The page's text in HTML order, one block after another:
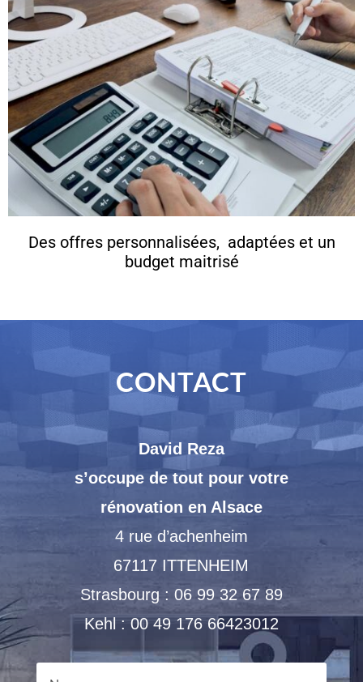
Des offres personnalisées, adaptées et un
budget maitrisé
CONTACT
David Reza
s’occupe de tout pour votre
rénovation en Alsace
4 rue d’achenheim
67117 ITTENHEIM
Strasbourg : 06 99 32 67 89
Kehl : 00 49 176 66423012